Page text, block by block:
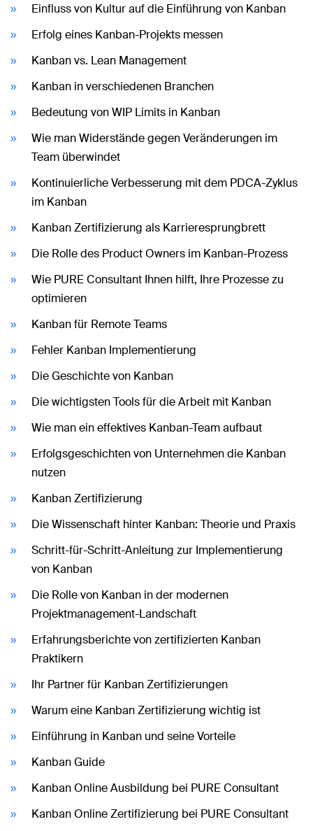
Einfluss von Kultur auf die Einführung von Kanban
Erfolg eines Kanban-Projekts messen
Kanban vs. Lean Management
Kanban in verschiedenen Branchen
Bedeutung von WIP Limits in Kanban
Wie man Widerstände gegen Veränderungen im
Team überwindet
Kontinuierliche Verbesserung mit dem PDCA-Zyklus
im Kanban
Kanban Zertifizierung als Karrieresprungbrett
Die Rolle des Product Owners im Kanban-Prozess
Wie PURE Consultant Ihnen hilft, Ihre Prozesse zu
optimieren
Kanban für Remote Teams
Fehler Kanban Implementierung
Die Geschichte von Kanban
Die wichtigsten Tools für die Arbeit mit Kanban
Wie man ein effektives Kanban-Team aufbaut
Erfolgsgeschichten von Unternehmen die Kanban
nutzen
Kanban Zertifizierung
Die Wissenschaft hinter Kanban: Theorie und Praxis
Schritt-für-Schritt-Anleitung zur Implementierung
von Kanban
Die Rolle von Kanban in der modernen
Projektmanagement-Landschaft
Erfahrungsberichte von zertifizierten Kanban
Praktikern
Ihr Partner für Kanban Zertifizierungen
Warum eine Kanban Zertifizierung wichtig ist
Einführung in Kanban und seine Vorteile
Kanban Guide
Kanban Online Ausbildung bei PURE Consultant
Kanban Online Zertifizierung bei PURE Consultant